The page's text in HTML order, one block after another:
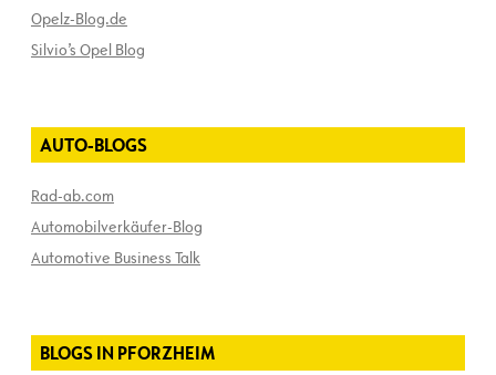
Opelz-Blog.de
Silvio’s Opel Blog
AUTO-BLOGS
Rad-ab.com
Automobilverkäufer-Blog
Automotive Business Talk
BLOGS IN PFORZHEIM